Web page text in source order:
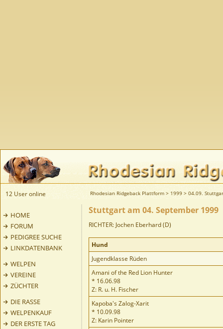
12 User online Rhodesian Ridgeback Plattform > 1999 > 04.09.
HOME
FORUM
PEDIGREE SUCHE
LINKDATENBANK
WELPEN
VEREINE
ZÜCHTER
DIE RASSE
WELPENKAUF
DER ERSTE TAG
Stuttgart am 04. September 1999
RICHTER: Jochen Eberhard (D)
Hund
Jugendklasse Rüden
Amani of the Red Lion Hunter
* 16.06.98
Z: R. u. H. Fischer
Kapoba's Zalog-Xarit
* 10.09.98
Z: Karin Pointer